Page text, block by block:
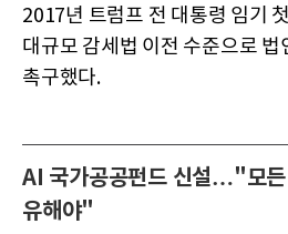
2017년 트럼프 전 대통령 임기
대규모 감세법 이전 수준으로
촉구했다.
AI 국가공공펀드 신설…"모든
유해야"